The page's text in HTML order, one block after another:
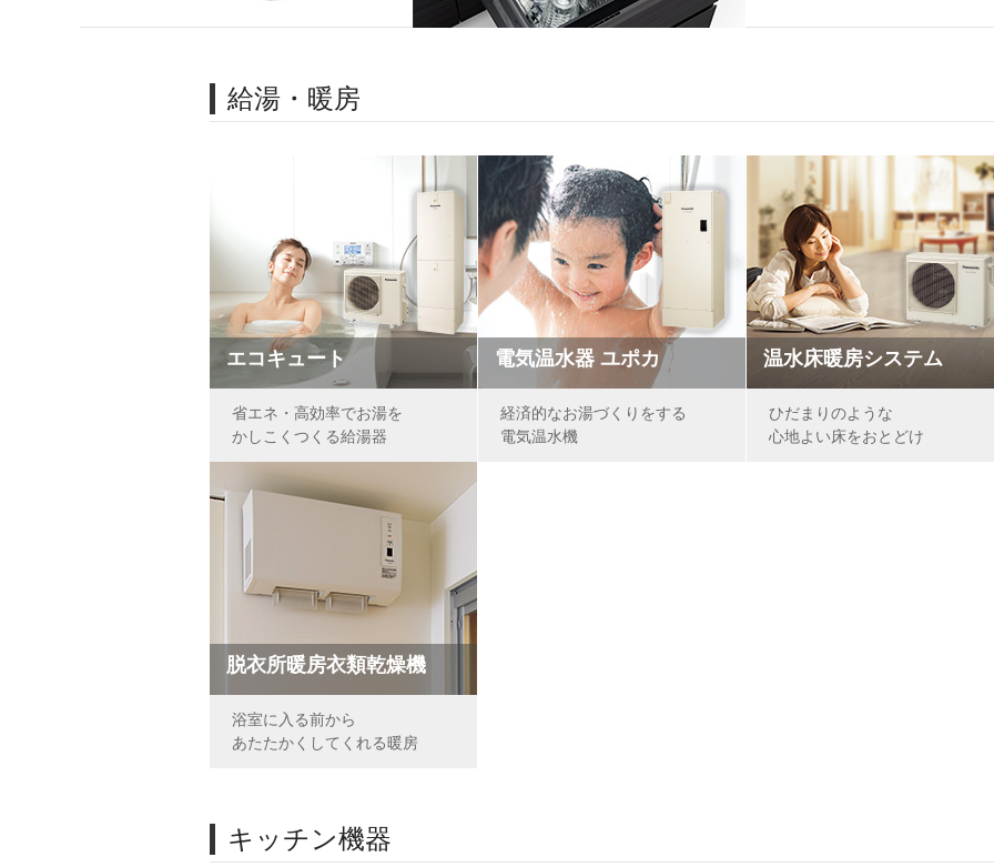
給湯・暖房
エコキュート
省エネ・高効率でお湯を
かしこくつくる給湯器
電気温水器 ユポカ
経済的なお湯づくりをする
電気温水機
温水床暖房システム
ひだまりのような
心地よい床をおとどけ
脱衣所暖房衣類乾燥機
浴室に入る前から
あたたかくしてくれる暖房
キッチン機器